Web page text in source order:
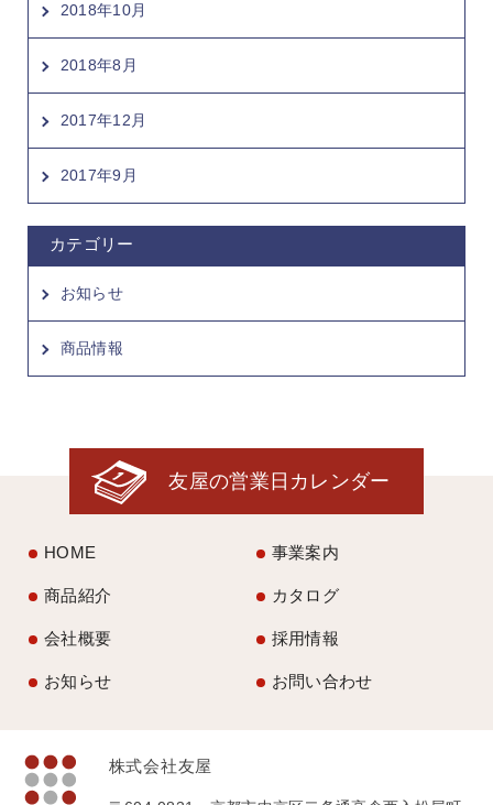
2018年10月
2018年8月
2017年12月
2017年9月
カテゴリー
お知らせ
商品情報
友屋の営業日カレンダー
HOME 事業案内
商品紹介 カタログ
会社概要 採用情報
お知らせ お問い合わせ
株式会社友屋